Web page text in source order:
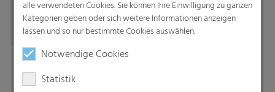
alle verwendeten Cookies. Sie können Ihre Einwilligung zu ganzen
Kategorien geben oder sich weitere Informationen anzeigen
lassen und so nur bestimmte Cookies auswählen.
Notwendige Cookies
Statistik